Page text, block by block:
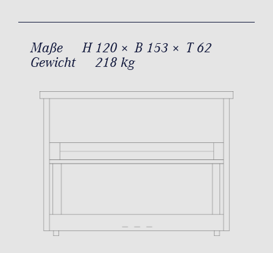
Maße
H 120 × B 153 × T 62
Gewicht
218 kg